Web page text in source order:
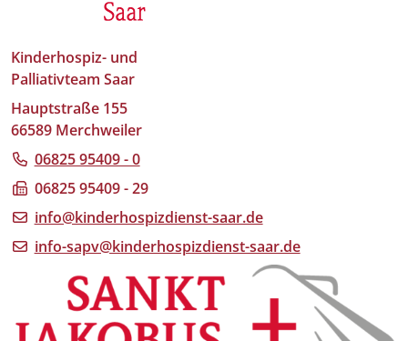
Kinderhospiz- und
Palliativteam Saar
Hauptstraße 155
66589 Merchweiler
06825 95409 - 0
06825 95409 - 29
info@kinderhospizdienst-saar.de
info-sapv@kinderhospizdienst-saar.de